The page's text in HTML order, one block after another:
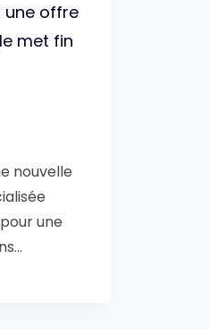
une offre
met fin
nouvelle
une